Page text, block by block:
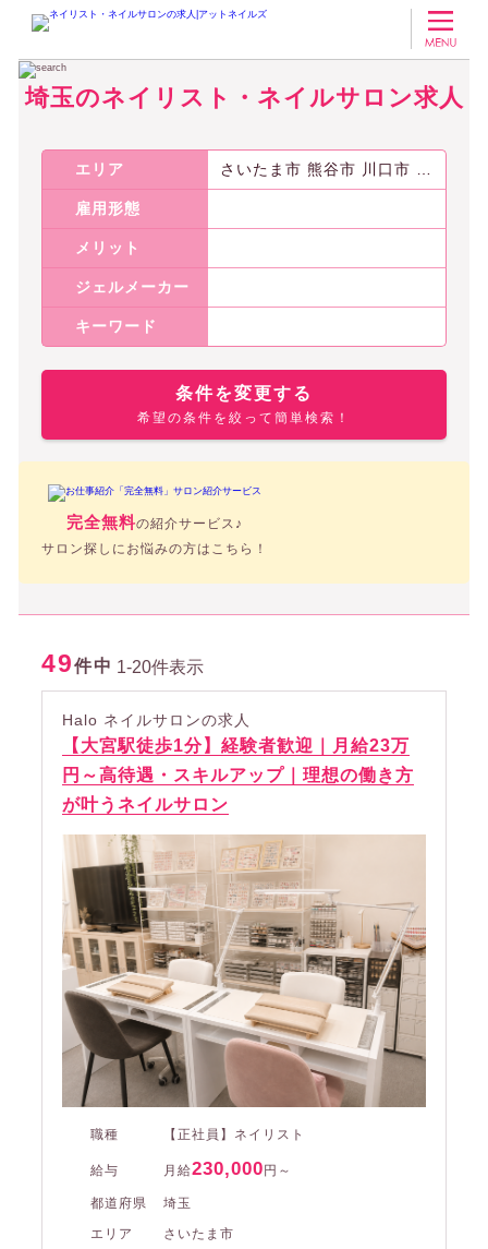
ネイリスト・ネイルサロンの求人アットネイルズ 埼玉のネイリスト・ネ
埼玉のネイリスト・ネイルサロン求人
エリア さいたま市 熊谷市 川口市 所沢市 春日部市 越谷市 蕨市 和光市 三郷市
雇用形態
メリット
ジェルメーカー
キーワード
条件を変更する
希望の条件を絞って簡単検索！
完全無料の紹介サービス♪
サロン探しにお悩みの方はこちら！
49件中 1-20件表示
Halo ネイルサロンの求人
【大宮駅徒歩1分】経験者歓迎｜月給23万
円～高待遇・スキルアップ｜理想の働き方
が叶うネイルサロン
職種 【正社員】ネイリスト
給与 月給230,000 円～
都道府県
埼玉
エリア
さいたま市